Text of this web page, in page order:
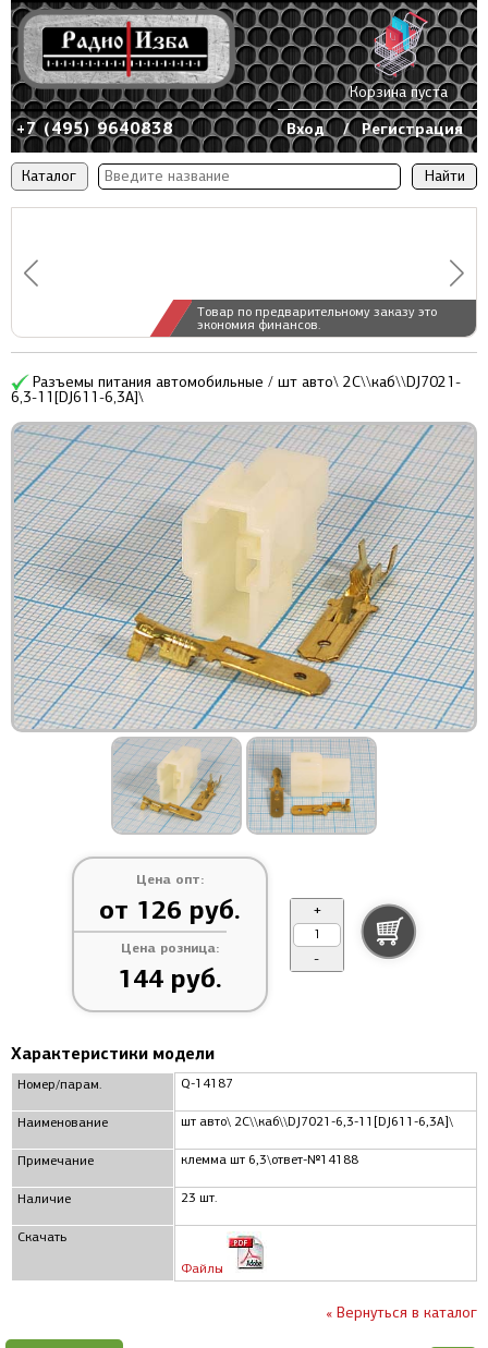
Каталог
Товар по предварительному заказу это
экономия финансов.
+7 (495) 9640838 Вход / Регистрация
Корзина пуста
Разъемы питания автомобильные / шт авто\ 2C\\каб\\DJ7021-
6,3-11[DJ611-6,3A]\
Цена опт:
от 126 руб.
Цена розница:
144 руб.
+
-
Характеристики модели
Номер/парам.
Наименование
Примечание
Наличие
Скачать
Q-14187
шт авто\ 2C\\каб\\DJ7021-6,3-11[DJ611-6,3A]\
клемма шт 6,3\ответ-№14188
23 шт.
Файлы
« Вернуться в каталог